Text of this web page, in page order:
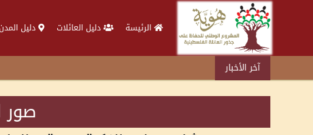
الرئيسة دليل العائلات دليل
آخر الأخبار
صور